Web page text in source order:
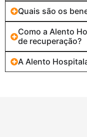
Quais são os
Como a Alento
de recuperação?
A Alento